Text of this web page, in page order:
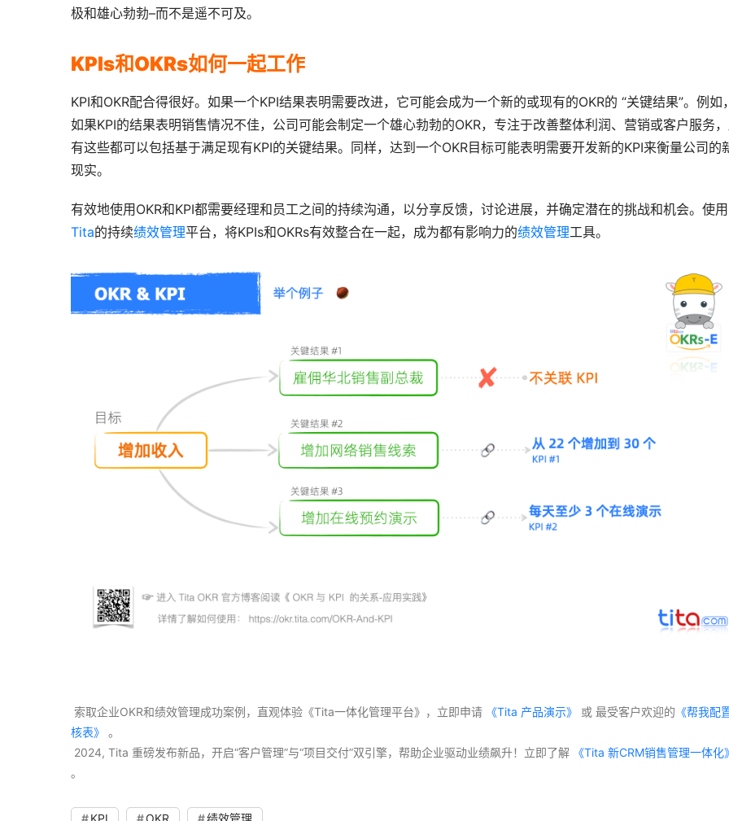
极和雄心勃勃–而不是遥不可及。
KPIs和OKRs如何一起工作
KPI和OKR配合得很好。如果一个KPI结果表明需要改进，它可能会成为一个新的或现有的OKR的 “关键结果”。例如
如果KPI的结果表明销售情况不佳，公司可能会制定一个雄心勃勃的OKR，专注于改善整体利润、营销或客户服务
有这些都可以包括基于满足现有KPI的关键结果。同样，达到一个OKR目标可能表明需要开发新的KPI来衡量公司的
现实。
有效地使用OKR和KPI都需要经理和员工之间的持续沟通，以分享反馈，讨论进展，并确定潜在的挑战和机会。使用
Tita的持续绩效管理平台，将KPIs和OKRs有效整合在一起，成为都有影响力的绩效管理工具。
索取企业OKR和绩效管理成功案例，直观体验《Tita一体化管理平台》，立即申请 《Tita 产品演示》 或 最受客户欢迎的 《帮我配
核表》
。
2024, Tita 重磅发布新品，开启“客户管理”与“项目交付”双引擎，帮助企业驱动业绩飙升！立即了解
。
KPI OKR 绩效管理